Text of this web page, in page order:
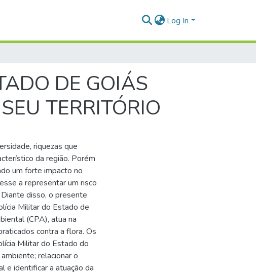
Log In
DE GOIÁS
TERRITÓRIO
riquezas que
da região. Porém
um forte impacto no
a representar um risco
disso, o presente
Militar do Estado de
(CPA), atua na
contra a flora. Os
Militar do Estado do
relacionar o
e identificar a atuação da